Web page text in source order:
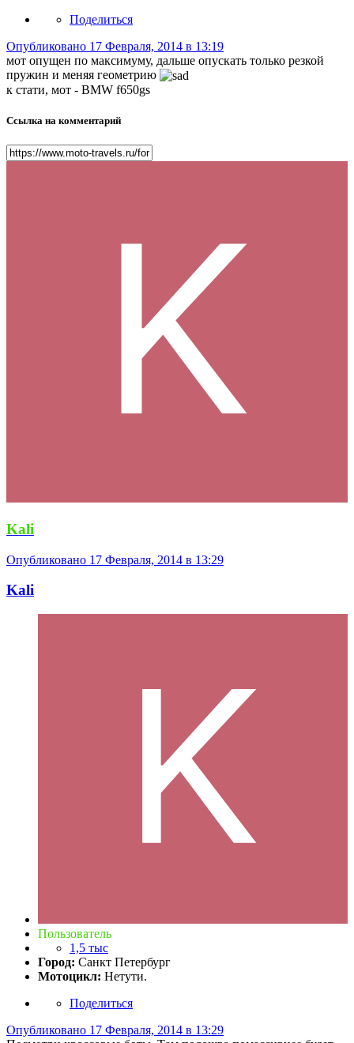
Поделиться
Опубликовано 17 Февраля, 2014 в 13:19
мот опущен по максимуму, дальше опускать только резкой
пружин и меняя геометрию
к стати, мот - BMW f650gs
Ссылка на комментарий
Kali
Опубликовано 17 Февраля, 2014 в 13:29
Kali
Пользователь
1,5 тыс
Город: Санкт Петербург
Мотоцикл: Нетути.
Поделиться
Опубликовано 17 Февраля, 2014 в 13:29